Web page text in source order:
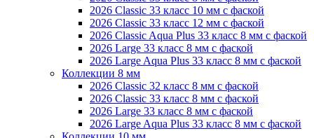
2026 Classic 33 класс 10 мм с фаской
2026 Classic 33 класс 12 мм с фаской
2026 Classic Aqua Plus 33 класс 8 мм с фаской
2026 Large 33 класс 8 мм с фаской
2026 Large Aqua Plus 33 класс 8 мм с фаской
Коллекции 8 мм
2026 Classic 32 класс 8 мм с фаской
2026 Classic 33 класс 8 мм с фаской
2026 Large 33 класс 8 мм с фаской
2026 Large Aqua Plus 33 класс 8 мм с фаской